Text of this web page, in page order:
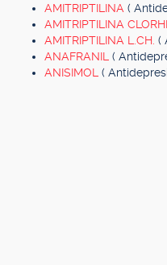
AMITRIPTILINA (
AMITRIPTILINA
AMITRIPTILINA L.CH. (
ANAFRANIL (
ANISIMOL (